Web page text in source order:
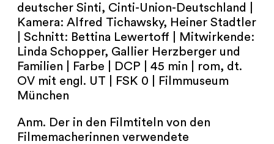
RESTAURIERUNG
KONTAKT
NEWSLETTER
IMPRESSUM
deutscher Sinti, Cinti-Union-Deutschland |
Kamera: Alfred Tichawsky, Heiner Stadtler
| Schnitt: Bettina Lewertoff | Mitwirkende:
Linda Schopper, Gallier Herzberger und
Familien | Farbe | DCP | 45 min | rom, dt.
OV mit engl. UT | FSK 0 | Filmmuseum
München
Anm. Der in den Filmtiteln von den
Filmemacherinnen verwendete